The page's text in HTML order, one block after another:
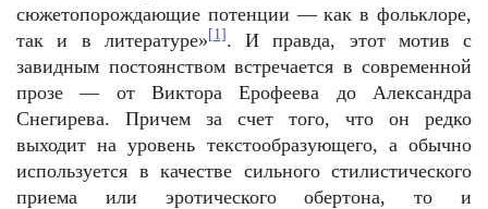
сюжетопорождающие потенции — как в фольклоре,
так и в литературе» [1] . И правда, этот мотив с
завидным постоянством встречается в современной
прозе — от Виктора Ерофеева до Александра
Снегирева. Причем за счет того, что он редко
выходит на уровень текстообразующего, а обычно
используется в качестве сильного стилистического
приема или эротического обертона, то и